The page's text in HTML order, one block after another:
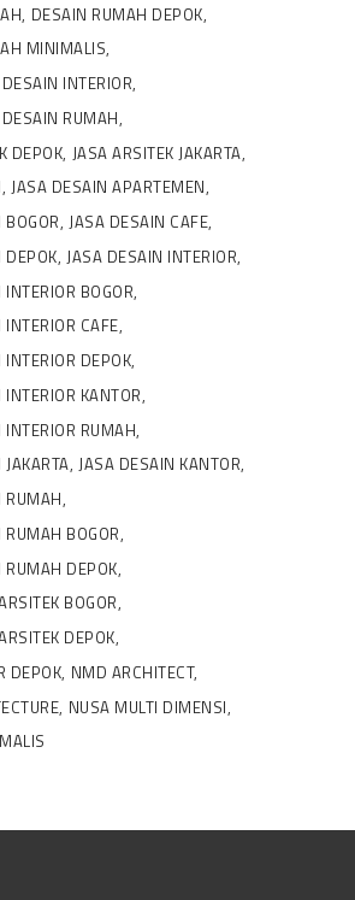
DESAIN RUMAH DEPOK
MINIMALIS
INTERIOR
RUMAH
DEPOK JASA ARSITEK JAKARTA
JASA DESAIN APARTEMEN
JASA DESAIN CAFE
DEPOK JASA DESAIN INTERIOR
BOGOR
CAFE
DEPOK
KANTOR
INTERIOR RUMAH
JASA DESAIN KANTOR
RUMAH
BOGOR
RUMAH DEPOK
BOGOR
DEPOK
DEPOK NMD ARCHITECT
NUSA MULTI DIMENSI